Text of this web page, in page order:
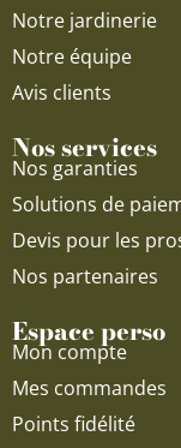
Notre jardinerie
Notre équipe
Avis clients
Nos services
Nos garanties
Solutions de
Devis pour les
Nos partenaires
Espace perso
Mon compte
Mes commandes
Points fidélité